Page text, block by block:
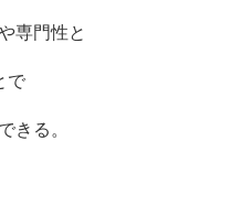
専門性と
で
きる。